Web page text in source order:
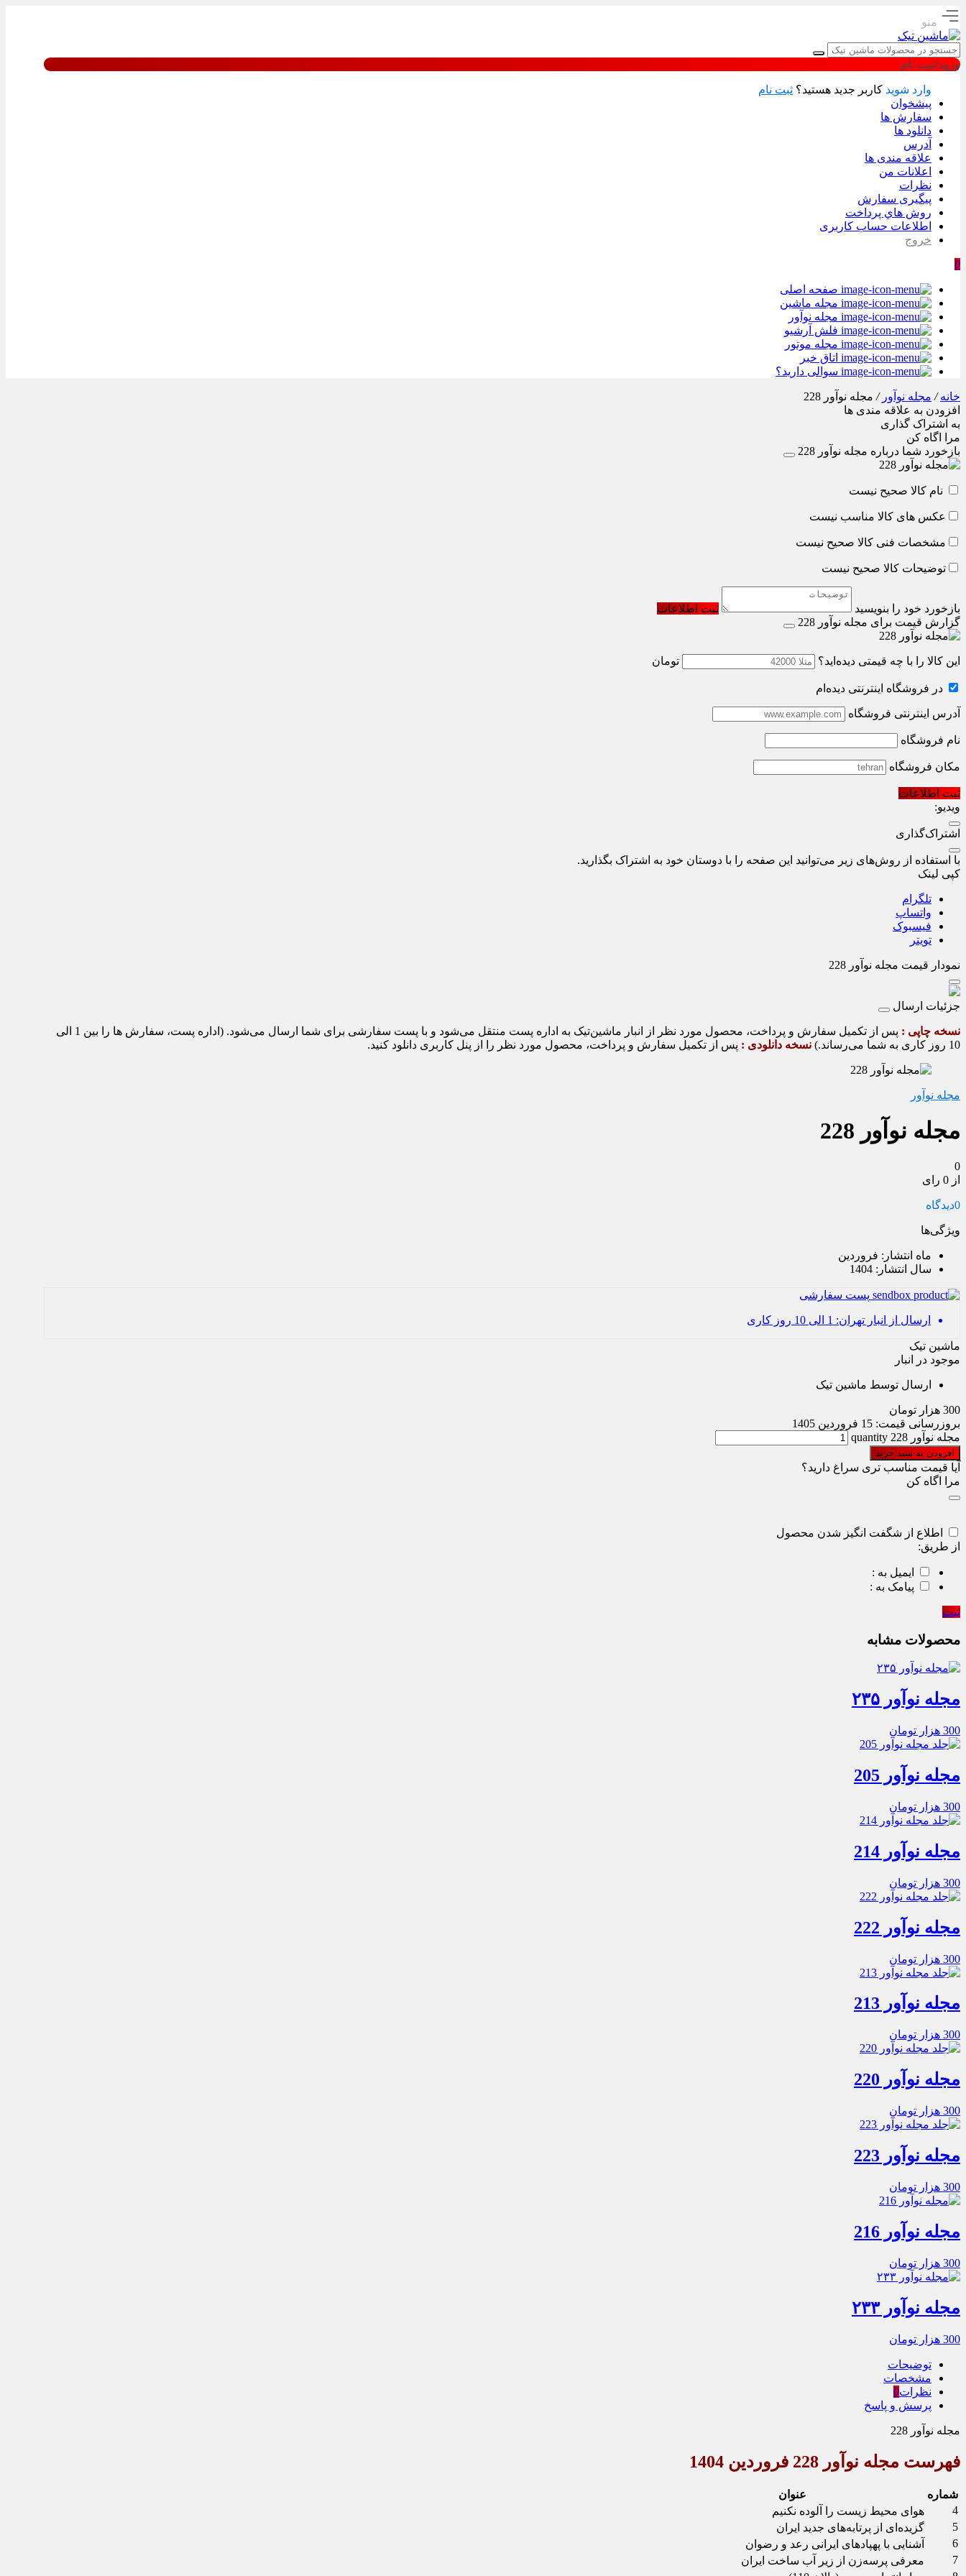
منو
ورود/ثبت نام
وارد شوید کاربر جدید هستید؟ ثبت نام
پیشخوان
سفارش ها
دانلود ها
آدرس
علاقه مندی ها
اعلانات من
نظرات
پیگیری سفارش
روش هاي پرداخت
اطلاعات حساب كاربری
خروج
0
صفحه اصلی
مجله ماشین
مجله نوآور
فلش آرشیو
مجله موتور
اتاق خبر
سوالی دارید؟
خانه/ مجله نوآور / مجله نوآور 228
افزودن به علاقه مندی ها
به اشتراک گذاری
مرا اگاه کن
بازخورد شما درباره مجله نوآور 228
نام کالا صحیح نیست
عکس های کالا مناسب نیست
مشخصات فنی کالا صحیح نیست
توضیحات کالا صحیح نیست
بازخورد خود را بنویسید
ثبت اطلاعات
گزارش قیمت برای مجله نوآور 228
این کالا را با چه قیمتی دیده‌اید؟ تومان
در فروشگاه اینترنتی دیده‌ام
آدرس اینترنتی فروشگاه
نام فروشگاه
مکان فروشگاه
ثبت اطلاعات
ویدیو:
اشتراک‌گذاری
با استفاده از روش‌های زیر می‌توانید این صفحه را با دوستان خود به اشتراک بگذارید.
کپی لینک
تلگرام
واتساپ
فیسبوک
تویتر
نمودار قیمت مجله نوآور 228
جزئیات ارسال
نسخه چاپی :
پس از تکمیل سفارش و پرداخت، محصول مورد نظر از انبار ماشین‌تیک به اداره پست منتقل می‌شود و با پست سفارشی برای شما ارسال می‌شود. (اداره پست، سفارش ها را بین 1 الی
10 روز کاری به شما می‌رساند.)
نسخه دانلودی : پس از تکمیل سفارش و پرداخت، محصول مورد نظر را از پنل کاربری دانلود کنید.
مجله نوآور
مجله نوآور 228
0
از 0 رای
0دیدگاه
ویژگی‌ها
ماه انتشار: فروردین
سال انتشار: 1404
پست سفارشی
ارسال از انبار تهران: 1 الی 10 روز کاری
ماشین تیک
موجود در انبار
ارسال توسط ماشین تیک
300 هزار تومان
بروزرسانی قیمت: 15 فروردین 1405
مجله نوآور 228 quantity
افزودن به سبد خرید
آیا قیمت مناسب تری سراغ دارید؟
مرا اگاه کن
اطلاع از شگفت انگیز شدن محصول
از طریق:
ایمیل به :
پیامک به :
ثبت
محصولات مشابه
مجله نوآور ۲۳۵
300 هزار تومان
مجله نوآور 205
300 هزار تومان
مجله نوآور 214
300 هزار تومان
مجله نوآور 222
300 هزار تومان
مجله نوآور 213
300 هزار تومان
مجله نوآور 220
300 هزار تومان
مجله نوآور 223
300 هزار تومان
مجله نوآور 216
300 هزار تومان
مجله نوآور ۲۳۳
300 هزار تومان
توضیحات
مشخصات
نظرات0
پرسش و پاسخ
مجله نوآور 228
فهرست مجله نوآور 228 فروردین 1404
شماره
عنوان
4
هوای محیط زیست را آلوده نکنیم
5
گزیده‌ای از پرتابه‌های جدید ایران
6
آشنایی با پهپادهای ایرانی رعد و رضوان
7
معرفی پرسه‌زن از زیر آب ساخت ایران